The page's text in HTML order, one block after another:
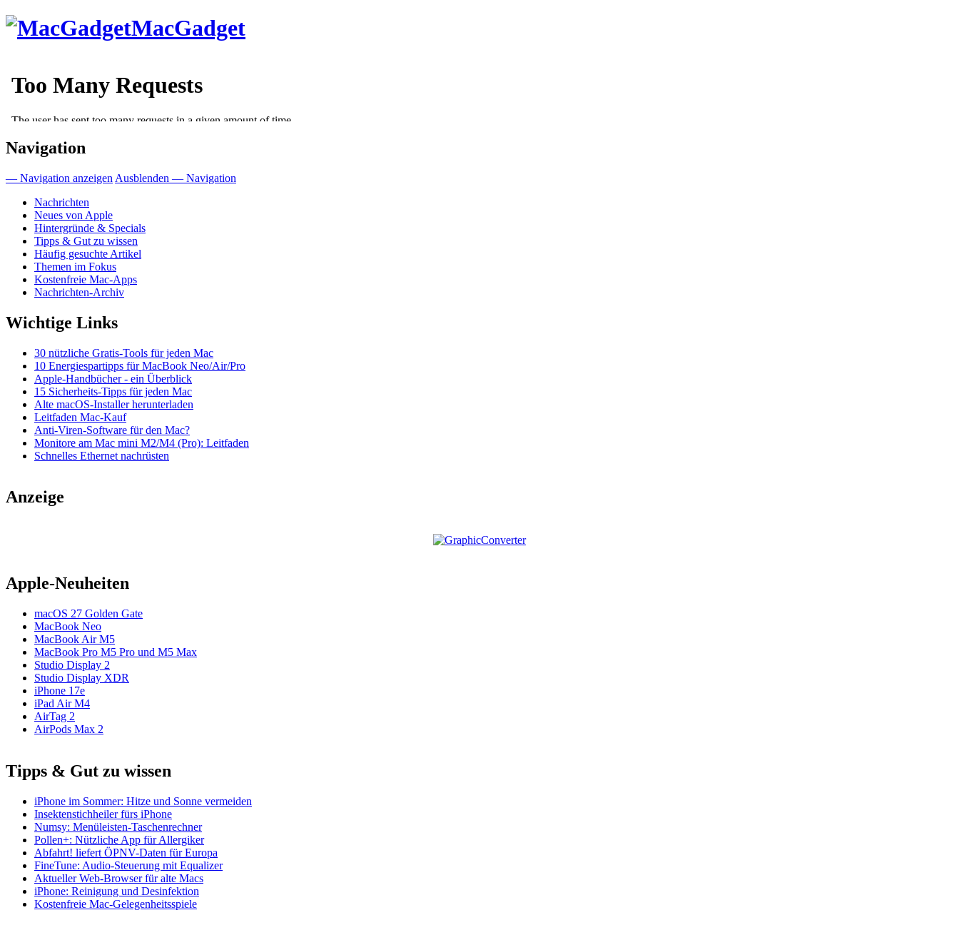
Direkt
zum
MacGadget
Navigation
— Navigation anzeigen Ausblenden — Navigation
Nachrichten
Neues von Apple
Hintergründe & Specials
Tipps & Gut zu wissen
Häufig gesuchte Artikel
Themen im Fokus
Kostenfreie Mac-Apps
Nachrichten-Archiv
Wichtige Links
30 nützliche Gratis-Tools für jeden Mac
10 Energiespartipps für MacBook Neo/Air/Pro
Apple-Handbücher - ein Überblick
15 Sicherheits-Tipps für jeden Mac
Alte macOS-Installer herunterladen
Leitfaden Mac-Kauf
Anti-Viren-Software für den Mac?
Monitore am Mac mini M2/M4 (Pro): Leitfaden
Schnelles Ethernet nachrüsten
Anzeige
Apple-Neuheiten
macOS 27 Golden Gate
MacBook Neo
MacBook Air M5
MacBook Pro M5 Pro und M5 Max
Studio Display 2
Studio Display XDR
iPhone 17e
iPad Air M4
AirTag 2
AirPods Max 2
Tipps & Gut zu wissen
iPhone im Sommer: Hitze und Sonne vermeiden
Insektenstichheiler fürs iPhone
Numsy: Menüleisten-Taschenrechner
Pollen+: Nützliche App für Allergiker
Abfahrt! liefert ÖPNV-Daten für Europa
FineTune: Audio-Steuerung mit Equalizer
Aktueller Web-Browser für alte Macs
iPhone: Reinigung und Desinfektion
Kostenfreie Mac-Gelegenheitsspiele